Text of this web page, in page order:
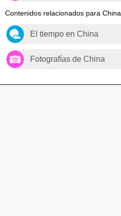
Contenidos relacionados para China.
El tiempo en China
Fotografías de China